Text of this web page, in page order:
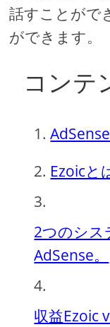
話すことがで
ができます。
コンテ
Ezoicと
2つのシス
AdSense。
収益Ezoic